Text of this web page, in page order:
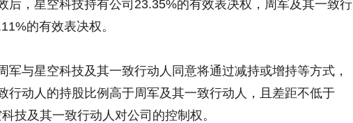
后，星空科技持有公司23.35%的有效表决权，周军及其一致行
的有效表决权。
军与星空科技及其一致行动人同意将通过减持或增持等方式，
行动人的持股比例高于周军及其一致行动人，且差距不低于
技及其一致行动人对公司的控制权。